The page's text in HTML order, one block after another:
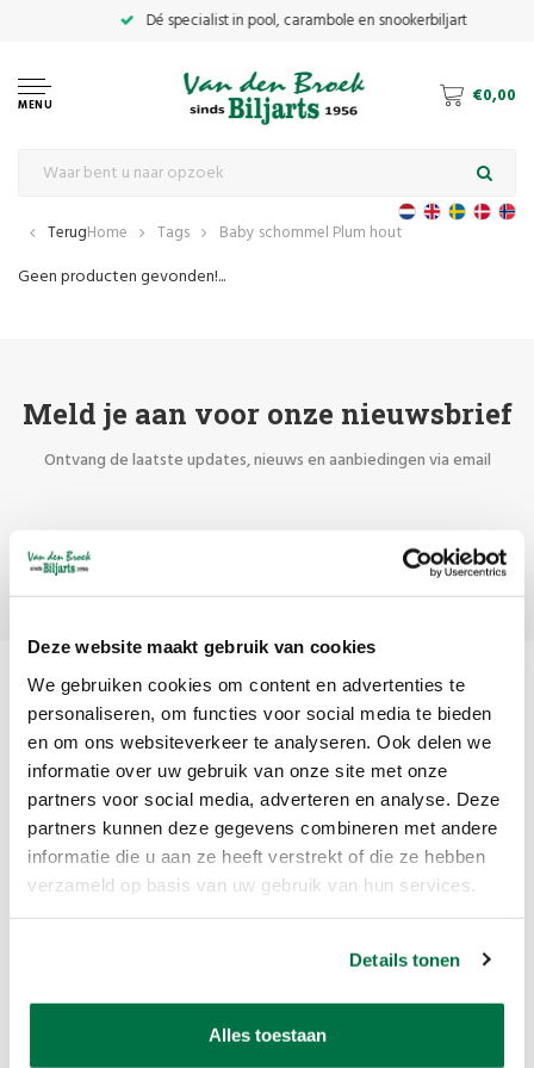
Deze website maakt gebruik van cookies
We gebruiken cookies om content en advertenties te
personaliseren, om functies voor social media te bieden
en om ons websiteverkeer te analyseren. Ook delen we
informatie over uw gebruik van onze site met onze
partners voor social media, adverteren en analyse. Deze
partners kunnen deze gegevens combineren met andere
informatie die u aan ze heeft verstrekt of die ze hebben
verzameld op basis van uw gebruik van hun services.
Details tonen
Alles toestaan
MENU €0,00
TerugHome Tags Baby schommel Plum hout
Geen producten gevonden!...
Meld je aan voor onze nieuwsbrief
Ontvang de laatste updates, nieuws en aanbiedingen via email
Abonneer
Van den Broek Biljarts staat voor kwaliteit, vakmanschap en service.
Van den Broek Biljarts
Nederland
app ons op 036-5374054